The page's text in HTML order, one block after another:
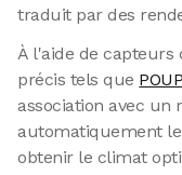
traduit par des
À l'aide de
précis tels que
association avec
automatiquement
obtenir le climat